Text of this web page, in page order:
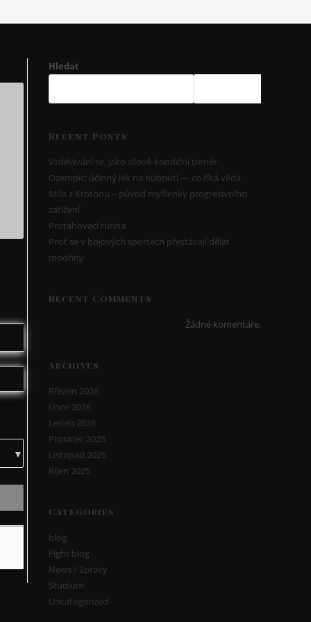
Hledat
Recent Posts
Vzdělávání se, jako silově-kondiční trenér
Ozempic: účinný lék na hubnutí — co říká věda
Milo z Krotonu – původ myšlenky progresivního
zatížení
Protahovací rutina
Proč se v bojových sportech přestávají dělat
modřiny
Recent Comments
Žádné komentáře.
Archives
Březen 2026
Únor 2026
Leden 2026
Prosinec 2025
Listopad 2025
Říjen 2025
Categories
blog
Fight blog
News / Zprávy
Studium
Uncategorized